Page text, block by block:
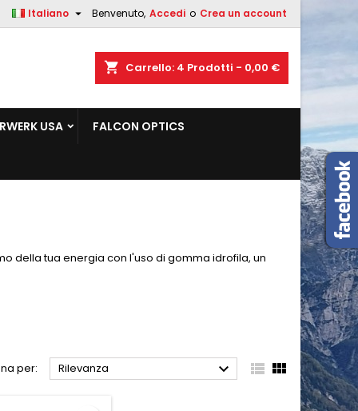
Benvenuto, Accedi o Crea un account
Italiano 
shopping_cart Carrello: 4 Prodotti - 0,00 €
USA FALCON OPTICS
della tua energia con l'uso di gomma idrofila, un
per: Rilevanza   